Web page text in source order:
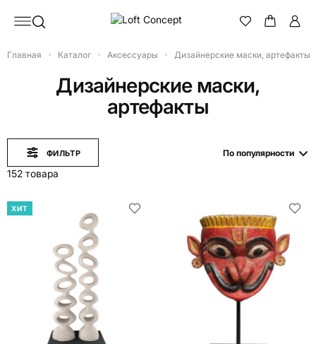
Главная Каталог Аксессуары Дизайнерские маски, артефакты
Дизайнерские маски,
артефакты
ФИЛЬТР
152 товара
По популярности
ХИТ